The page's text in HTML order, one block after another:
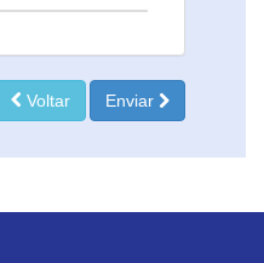
Voltar Enviar